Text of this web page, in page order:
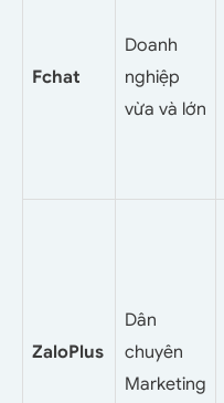
Fchat
Doanh
nghiệp
vừa và lớn
ZaloPlus
Dân
chuyên
Marketing